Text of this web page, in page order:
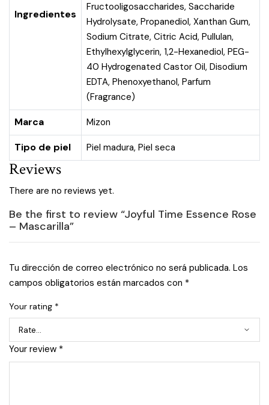
Ingredientes
Fructooligosaccharides, Saccharide
Hydrolysate, Propanediol, Xanthan Gum,
Sodium Citrate, Citric Acid, Pullulan,
Ethylhexylglycerin, 1,2-Hexanediol, PEG-
40 Hydrogenated Castor Oil, Disodium
EDTA, Phenoxyethanol, Parfum
(Fragrance)
Marca Mizon
Tipo de piel Piel madura, Piel seca
Reviews
There are no reviews yet.
Be the first to review “Joyful Time Essence Rose
– Mascarilla”
Tu dirección de correo electrónico no será publicada. Los
campos obligatorios están marcados con *
Your rating *
Your review *